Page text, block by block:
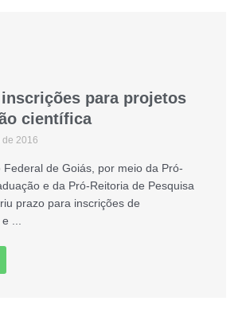
inscrições para projetos
científica
2016
Federal de Goiás, por meio da Pró-
e da Pró-Reitoria de Pesquisa
prazo para inscrições de
...